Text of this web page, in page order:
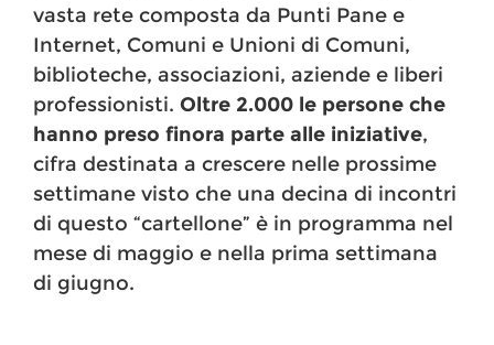
vasta rete composta da Punti Pane e
Internet, Comuni e Unioni di Comuni,
biblioteche, associazioni, aziende e liberi
professionisti. Oltre 2.000 le persone che
hanno preso finora parte alle iniziative,
cifra destinata a crescere nelle prossime
settimane visto che una decina di incontri
di questo “cartellone” è in programma nel
mese di maggio e nella prima settimana
di giugno.